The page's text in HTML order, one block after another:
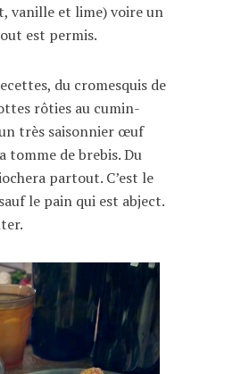
vanille et lime) voire un
est permis.
du cromesquis de
rôties au cumin-
très saisonnier œuf
de brebis. Du
partout. C’est le
le pain qui est abject.